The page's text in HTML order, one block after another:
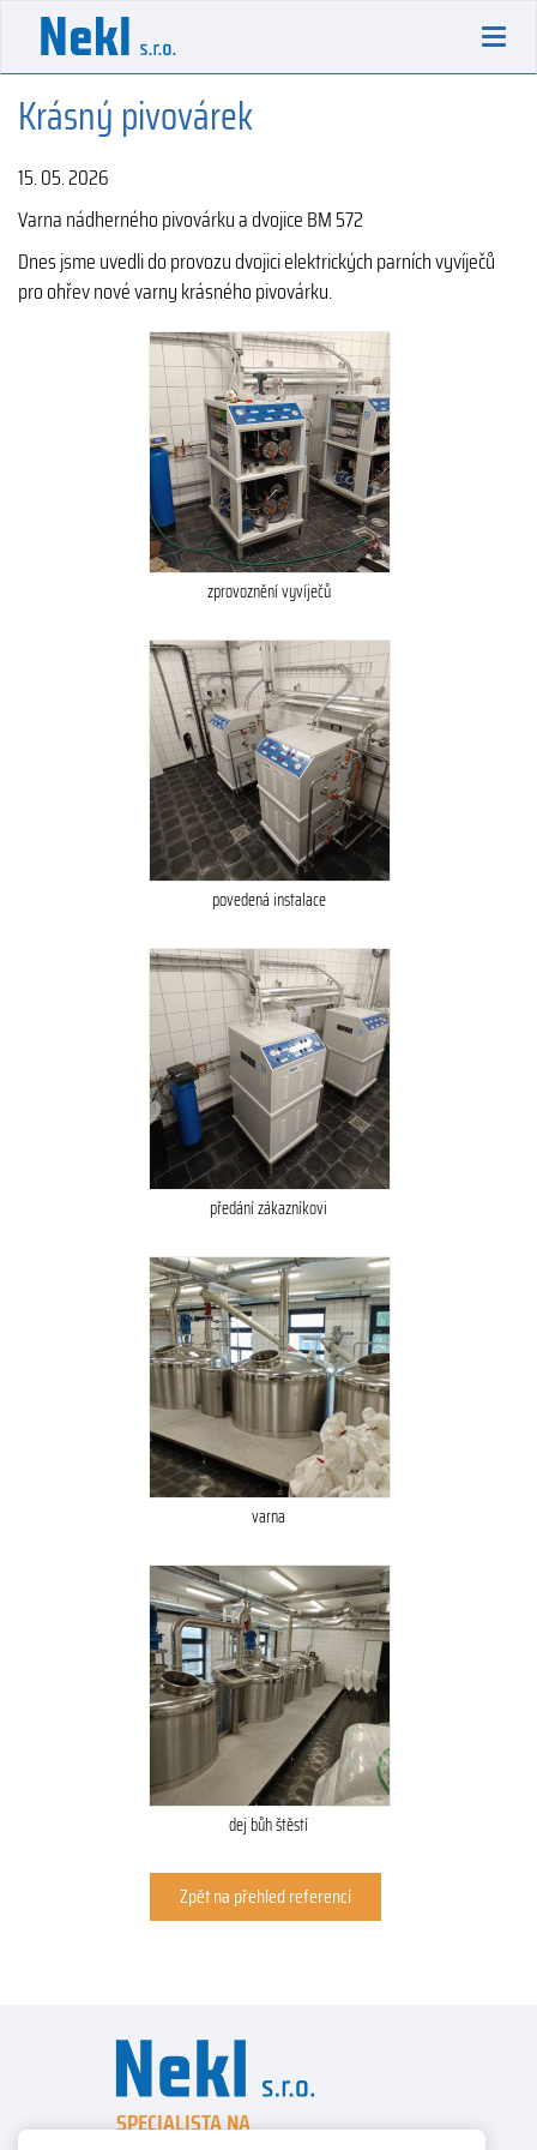
Krásný pivovárek
15. 05. 2026
Varna nádherného pivovárku a dvojice BM 572
Dnes jsme uvedli do provozu dvojici elektrických parních vyvíječů
pro ohřev nové varny krásného pivovárku.
zprovoznění vyvíječů
povedená instalace
předání zákazníkovi
varna
dej bůh štěstí
Zpět na přehled referencí
SPECIALISTA NA